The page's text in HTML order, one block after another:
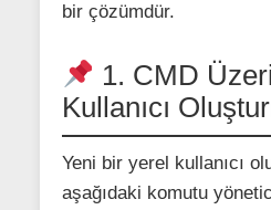
bir çözümdür.
1. CMD
Kullanıcı
Yeni bir yerel kullanıcı
aşağıdaki komutu